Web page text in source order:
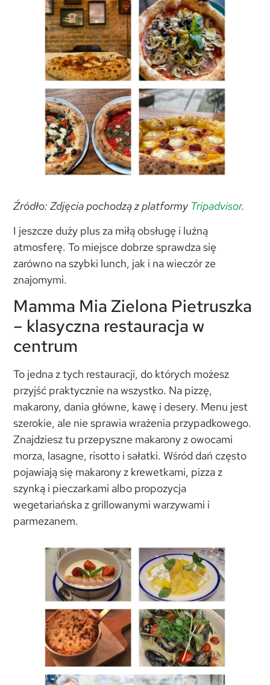
Źródło: Zdjęcia pochodzą z platformy Tripadvisor.
I jeszcze duży plus za miłą obsługę i luźną
atmosferę. To miejsce dobrze sprawdza się
zarówno na szybki lunch, jak i na wieczór ze
znajomymi.
Mamma Mia Zielona Pietruszka
– klasyczna restauracja w
centrum
To jedna z tych restauracji, do których możesz
przyjść praktycznie na wszystko. Na pizzę,
makarony, dania główne, kawę i desery. Menu jest
szerokie, ale nie sprawia wrażenia przypadkowego.
Znajdziesz tu przepyszne makarony z owocami
morza, lasagne, risotto i sałatki. Wśród dań często
pojawiają się makarony z krewetkami, pizza z
szynką i pieczarkami albo propozycja
wegetariańska z grillowanymi warzywami i
parmezanem.